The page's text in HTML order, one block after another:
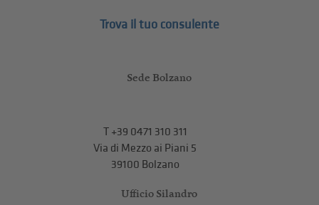
Trova il tuo consulente
Sede Bolzano
T+39 0471 310 311
Via di Mezzo ai Piani 5
39100 Bolzano
Ufficio Silandro